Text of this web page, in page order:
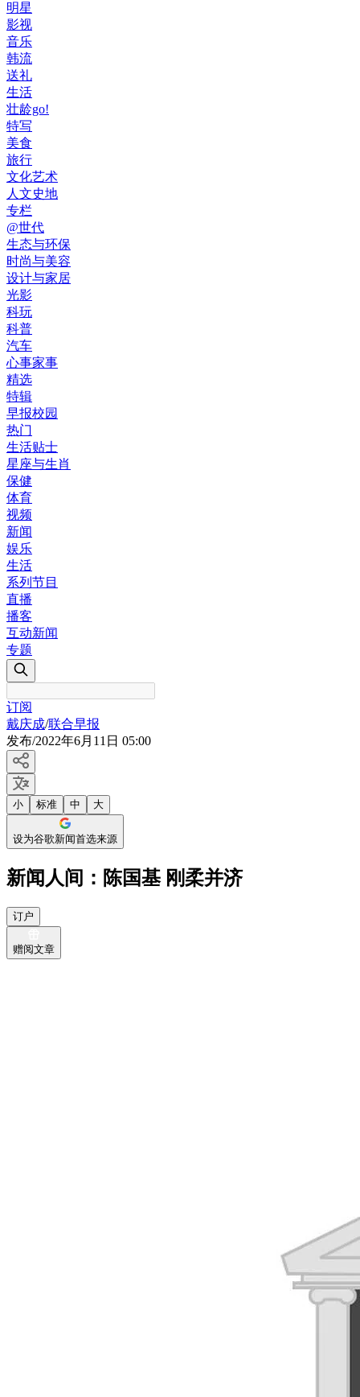
明星
影视
音乐
韩流
送礼
生活
壮龄go!
特写
美食
旅行
文化艺术
人文史地
专栏
@世代
生态与环保
时尚与美容
设计与家居
光影
科玩
科普
汽车
心事家事
精选
特辑
早报校园
热门
生活贴士
星座与生肖
保健
体育
视频
新闻
娱乐
生活
系列节目
直播
播客
互动新闻
专题
订阅
戴庆成/联合早报
发布/2022年6月11日 05:00
小 标准 中 大
设为谷歌新闻首选来源
新闻人间：陈国基 刚柔并济
订户
赠阅文章